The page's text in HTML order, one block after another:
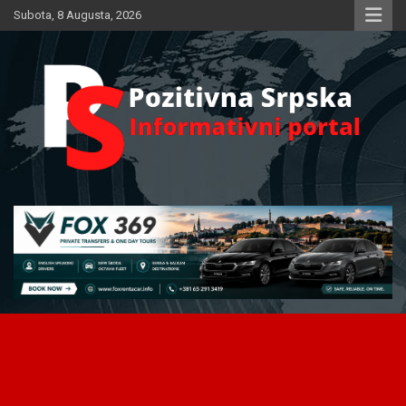
Skip
to
Subota, 8 Augusta, 2026
Pozitivna Srpska